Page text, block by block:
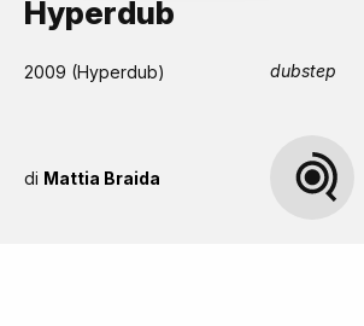
Hyperdub
2009 (Hyperdub) dubstep
di Mattia Braida